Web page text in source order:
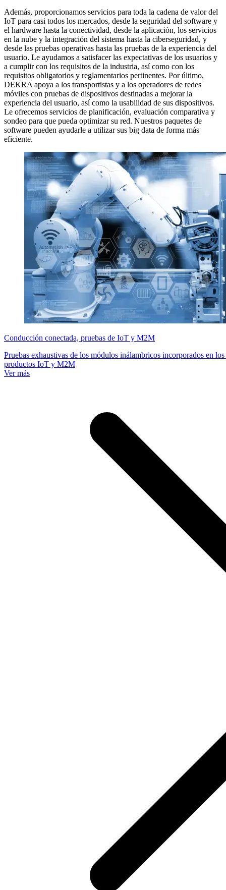
Además, proporcionamos servicios para toda la cadena de valor del
IoT para casi todos los mercados, desde la seguridad del software y
el hardware hasta la conectividad, desde la aplicación, los servicios
en la nube y la integración del sistema hasta la ciberseguridad, y
desde las pruebas operativas hasta las pruebas de la experiencia del
usuario. Le ayudamos a satisfacer las expectativas de los usuarios y
a cumplir con los requisitos de la industria, así como con los
requisitos obligatorios y reglamentarios pertinentes. Por último,
DEKRA apoya a los transportistas y a los operadores de redes
móviles con pruebas de dispositivos destinadas a mejorar la
experiencia del usuario, así como la usabilidad de sus dispositivos.
Le ofrecemos servicios de planificación, evaluación comparativa y
sondeo para que pueda optimizar su red. Nuestros paquetes de
software pueden ayudarle a utilizar sus big data de forma más
eficiente.
Conducción conectada, pruebas de IoT y M2M
Pruebas exhaustivas de los módulos inálambricos incorporados en
productos IoT y M2M
Ver más